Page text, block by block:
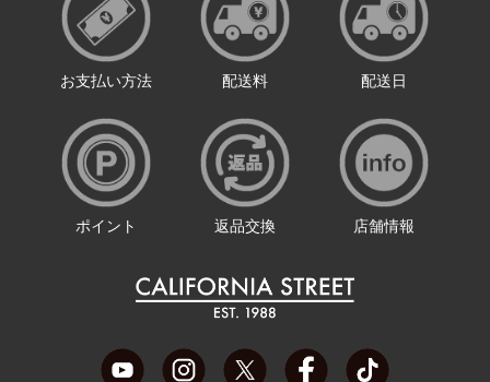
お支払い方法 配送料 配送日
ポイント 返品交換 店舗情報